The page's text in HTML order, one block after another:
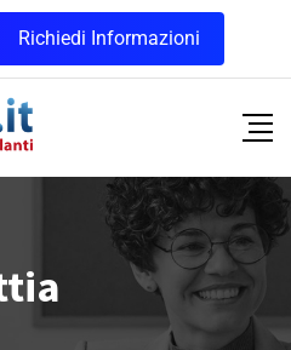
Richiedi Informazioni